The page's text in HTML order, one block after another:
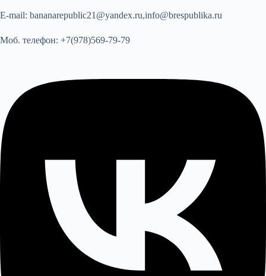
E-mail: bananarepublic21@yandex.ru,info@brespublika.ru
Моб. телефон: +7(978)569-79-79